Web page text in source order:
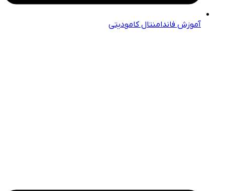
آموزش فاندامنتال کامودیتی